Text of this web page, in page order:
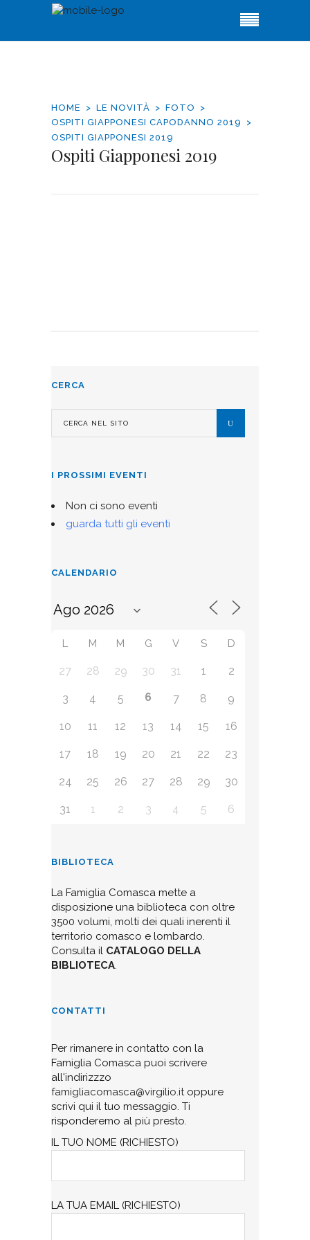
HOME LE NOVITÀ
FOTO
OSPITI GIAPPONESI CAPODANNO 2019
OSPITI GIAPPONESI 2019
Ospiti Giapponesi 2019
CERCA
I PROSSIMI EVENTI
Non ci sono eventi
guarda tutti gli eventi
CALENDARIO
L M M G V S D
27 28 29 30 31 1 2
3 4 5 6 7 8 9
10 11 12 13 14 15 16
17 18 19 20 21 22 23
24 25 26 27 28 29 30
31 1 2 3 4 5 6
BIBLIOTECA
La Famiglia Comasca mette a
disposizione una biblioteca con oltre
3500 volumi, molti dei quali inerenti il
territorio comasco e lombardo.
Consulta il CATALOGO DELLA
BIBLIOTECA.
CONTATTI
Per rimanere in contatto con la
Famiglia Comasca puoi scrivere
all'indirizzzo
famigliacomasca@virgilio.itoppure
scrivi qui il tuo messaggio. Ti
risponderemo al più presto.
IL TUO NOME (RICHIESTO)
LA TUA EMAIL (RICHIESTO)